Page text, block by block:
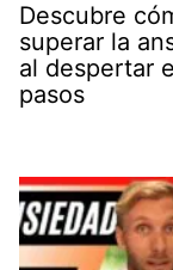
Descubre
superar la
al despertar
pasos